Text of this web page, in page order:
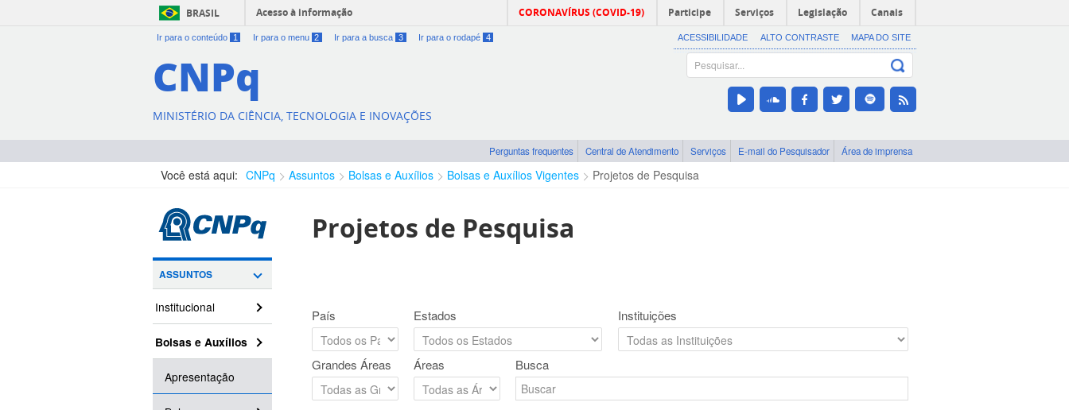
BRASIL Acesso à informação CORONAVÍRUS (COVID-19) Participe Serviços Legislação Canais
Ir para o conteúdo 1 Ir para o menu 2 Ir para a busca 3 Ir para o rodapé 4 ACESSIBILIDADE ALTO CONTRASTE MAPA DO SITE
CNPq
MINISTÉRIO DA CIÊNCIA, TECNOLOGIA E INOVAÇÕES
Perguntas frequentes Central de Atendimento Serviços E-mail do Pesquisador Área de imprensa
Você está aqui: CNPq Assuntos Bolsas e Auxílios Bolsas e Auxílios Vigentes Projetos de Pesquisa
ASSUNTOS
Institucional
Bolsas e Auxílios
Apresentação
Projetos de Pesquisa
País Estados Instituições
Grandes Áreas Áreas Busca